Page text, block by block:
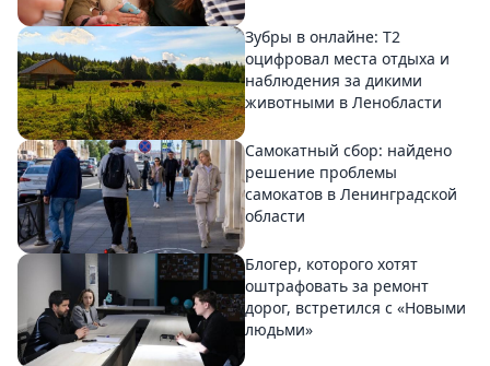
Зубры в онлайне: Т2
оцифровал места отдыха и
наблюдения за дикими
животными в Ленобласти
Самокатный сбор: найдено
решение проблемы
самокатов в Ленинградской
области
Блогер, которого хотят
оштрафовать за ремонт
дорог, встретился с «Новыми
людьми»